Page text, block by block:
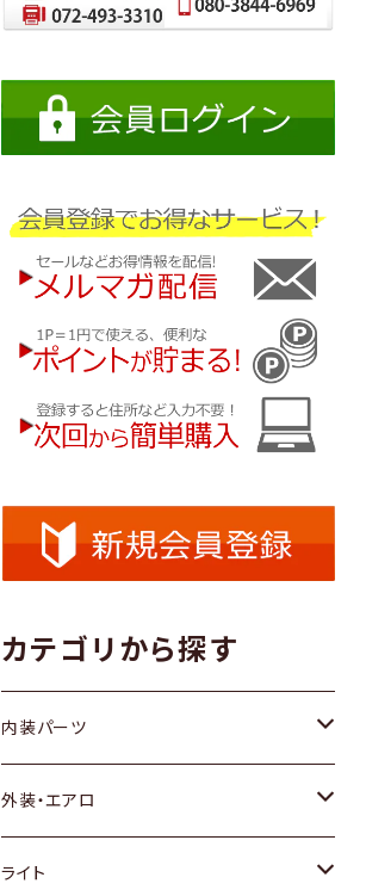
カテゴリから探す
内装パーツ
トヨタ
ホンダ
外装・エアロ
トヨタ
ライト